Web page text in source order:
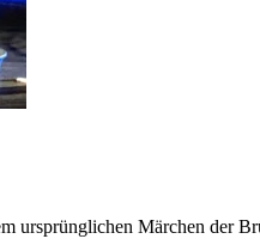
ursprünglichen Märchen der